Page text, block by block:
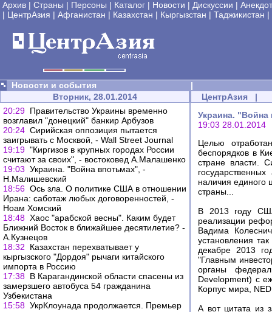
Архив | Страны | Персоны | Каталог | Новости | Дискуссии |
| ЦентрАзия | Афганистан | Казахстан | Кыргызстан | Таджикистан |
Новости и события
|
Вторник, 28.01.2014
20:29 Правительство Украины временно
возглавил "донецкий" банкир Арбузов
20:24 Сирийская оппозиция пытается
заигрывать с Москвой, - Wall Street Journal
19:19 "Киргизов в крупных городах России
считают за своих", - востоковед А.Малашенко
19:03 Украина. "Война впотьмах", -
Н.Малишевский
18:56 Ось зла. О политике США в отношении
Ирана: саботаж любых договоренностей, -
Ноам Хомский
18:48 Хаос "арабской весны". Каким будет
Ближний Восток в ближайшее десятилетие? -
А.Кузнецов
18:32
Казахстан перехватывает у
кыргызского "Дордоя" рычаги китайского
импорта в Россию
17:38 В Карагандинской области спасены из
замерзшего автобуса 54 гражданина
Узбекистана
15:58 УкрКлоунада продолжается. Премьер
ЦентрАзия |
Украина.
19:03 28.01.2014
Целью
беспорядков в
стране власти.
наличия единого
страны...
В 2013 году
реализации
Вадима
установления
декабре 2013
"Главным
органы
Development) с
Корпус мира,
А вот цитата из